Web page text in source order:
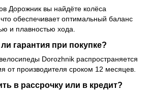
Дорожник вы найдёте колёса
обеспечивает оптимальный баланс
и плавностью хода.
гарантия при покупке?
Dorozhnik распространяется
от производителя сроком 12 месяцев.
в рассрочку или в кредит?